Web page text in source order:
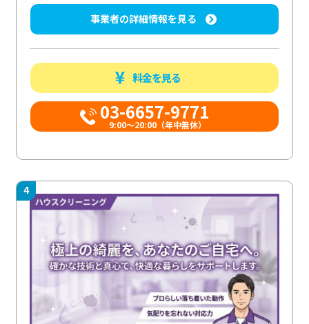
事業者の詳細情報を見る
料金を見る
03-6657-9771
9:00～20:00（年中無休）
4